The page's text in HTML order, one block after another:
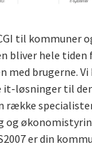
til kommuner
bliver hele tiden
med brugerne. Vi
it-løsninger til
række
og
er din